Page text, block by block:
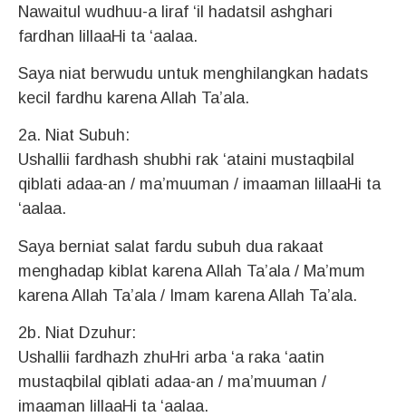
Nawaitul wudhuu-a liraf ‘il hadatsil ashghari
fardhan lillaaHi ta ‘aalaa.
Saya niat berwudu untuk menghilangkan hadats
kecil fardhu karena Allah Ta’ala.
2a. Niat Subuh:
Ushallii fardhash shubhi rak ‘ataini mustaqbilal
qiblati adaa-an / ma’muuman / imaaman lillaaHi ta
‘aalaa.
Saya berniat salat fardu subuh dua rakaat
menghadap kiblat karena Allah Ta’ala / Ma’mum
karena Allah Ta’ala / Imam karena Allah Ta’ala.
2b. Niat Dzuhur:
Ushallii fardhazh zhuHri arba ‘a raka ‘aatin
mustaqbilal qiblati adaa-an / ma’muuman /
imaaman lillaaHi ta ‘aalaa.